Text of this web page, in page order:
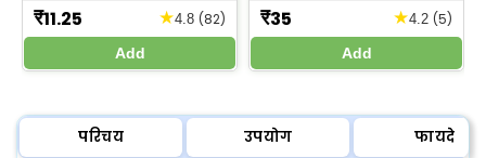
₹11.25 ★4.8 (82)
Add
₹35 ★4.2 (5)
Add
परिचय उपयोग फायदे